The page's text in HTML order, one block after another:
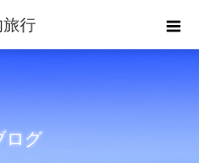
ログ